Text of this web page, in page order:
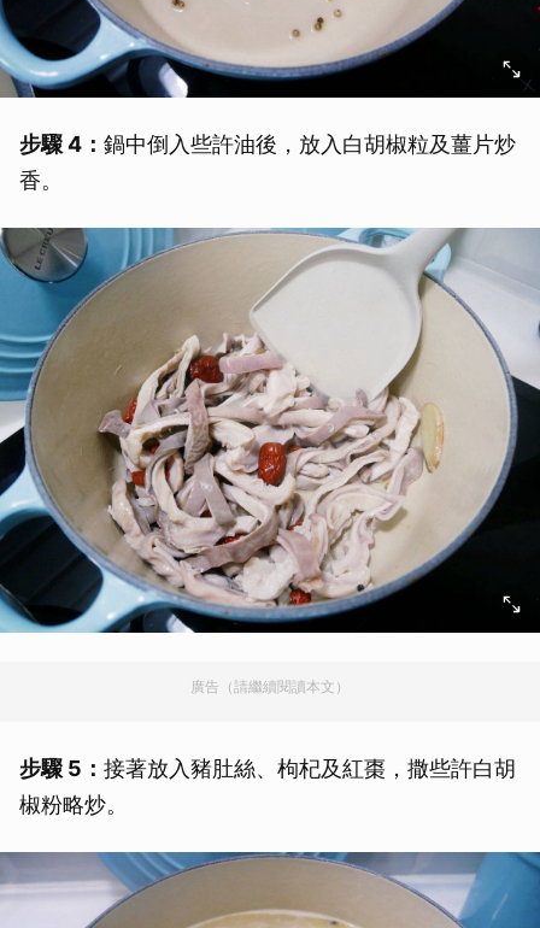
步驟 4： 鍋中倒入些許油後，放入白胡椒粒及薑片炒
香。
廣告（請繼續閱讀本文）
步驟 5： 接著放入豬肚絲、枸杞及紅棗，撒些許白胡
椒粉略炒。